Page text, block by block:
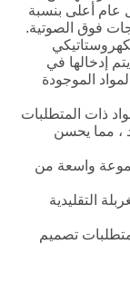
عام أعلى بنسبة
إدخالها في
الموجودة
ذات المتطلبات
، مما يحسن
واسعة من
التقليدية
تصميم